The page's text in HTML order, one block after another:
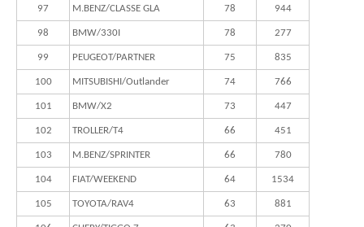
97 M.BENZ/CLASSE GLA 78 944
98 BMW/330I 78 277
99 PEUGEOT/PARTNER 75 835
100 MITSUBISHI/Outlander 74 766
101 BMW/X2 73 447
102 TROLLER/T4 66 451
103 M.BENZ/SPRINTER 66 780
104 FIAT/WEEKEND 64 1534
105 TOYOTA/RAV4 63 881